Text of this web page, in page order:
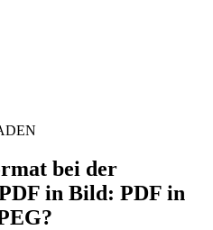
bei der
in Bild: PDF in